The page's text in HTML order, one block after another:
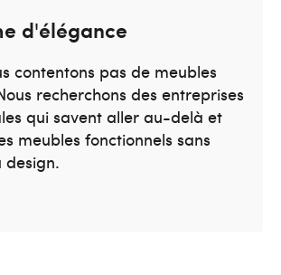
d'élégance
contentons pas de meubles
recherchons des entreprises
qui savent aller au-delà et
meubles fonctionnels sans
design.